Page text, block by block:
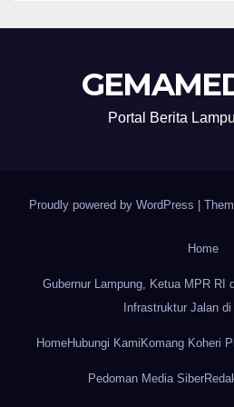
Portal Berita
Proudly powered by WordPress
Home
Gubernur Lampung, Ketua MPR RI
Infrastruktur Jalan
HomeHubungi Kami Komang Koheri
Pedoman Media Siber